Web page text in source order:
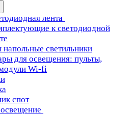
лента
к светодиодной
светильники
для освещения: пульты,
Wi-fi
спот